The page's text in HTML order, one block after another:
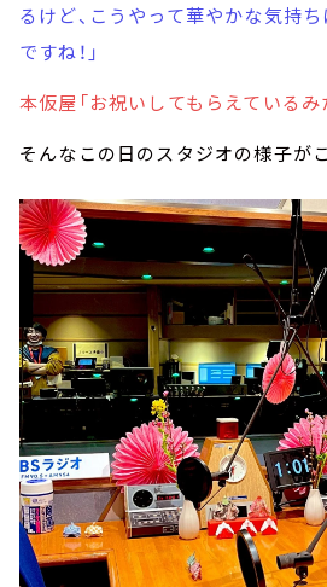
るけど、こうやって華やかな気持
ですね！」
本仮屋「お祝いしてもらえているみ
そんなこの日のスタジオの様子がこ